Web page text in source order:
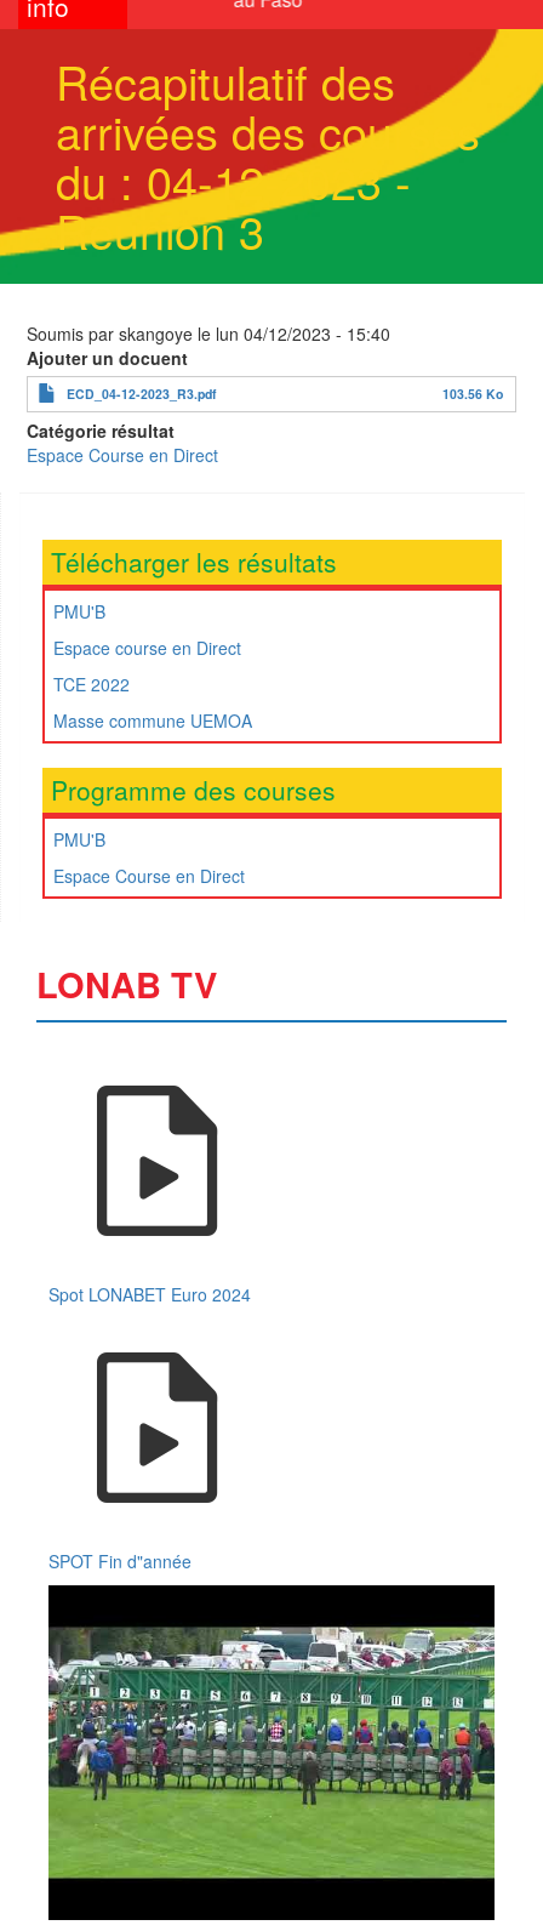
Récapitulatif des
arrivées des courses
du : 04-12-2023 -
Réunion 3
Soumis par skangoye le lun 04/12/2023 - 15:40
Ajouter un docuent
ECD_04-12-2023_R3.pdf 103.56 Ko
Catégorie résultat
Espace Course en Direct
Télécharger les résultats
PMU'B
Espace course en Direct
TCE 2022
Masse commune UEMOA
Programme des courses
PMU'B
Espace Course en Direct
LONAB TV
Spot LONABET Euro 2024
SPOT Fin d"année